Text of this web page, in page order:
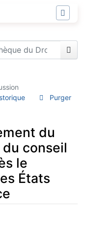
Purger
du
conseil
le
États